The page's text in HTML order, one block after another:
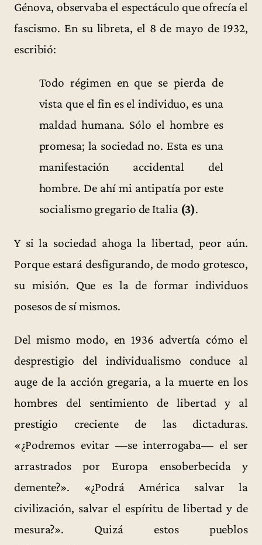
Génova, observaba el espectáculo que ofrecía el
fascismo. En su libreta, el 8 de mayo de 1932,
escribió:
Todo régimen en que se pierda de
vista que el fin es el individuo, es una
maldad humana. Sólo el hombre es
promesa; la sociedad no. Esta es una
manifestación accidental del
hombre. De ahí mi antipatía por este
socialismo gregario de Italia (3).
Y si la sociedad ahoga la libertad, peor aún.
Porque estará desfigurando, de modo grotesco,
su misión. Que es la de formar individuos
posesos de sí mismos.
Del mismo modo, en 1936 advertía cómo el
desprestigio del individualismo conduce al
auge de la acción gregaria, a la muerte en los
hombres del sentimiento de libertad y al
prestigio creciente de las dictaduras.
«¿Podremos evitar —se interrogaba— el ser
arrastrados por Europa ensoberbecida y
demente?». «¿Podrá América salvar la
civilización, salvar el espíritu de libertad y de
mesura?». Quizá estos pueblos